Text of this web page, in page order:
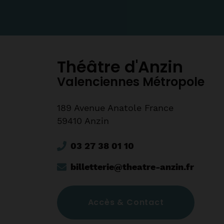
Théâtre d'Anzin
Valenciennes Métropole
189 Avenue Anatole France
59410 Anzin
03 27 38 01 10
billetterie@theatre-anzin.fr
Accès & Contact